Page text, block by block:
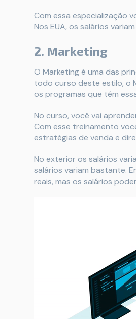
Com essa especialização
Nos EUA, os salários
2. Marketing
O Marketing é uma das
todo curso deste estilo, o
os programas que têm
No curso, você vai
Com esse treinamento
estratégias de venda e
No exterior os salários
salários variam bastante.
reais, mas os salários